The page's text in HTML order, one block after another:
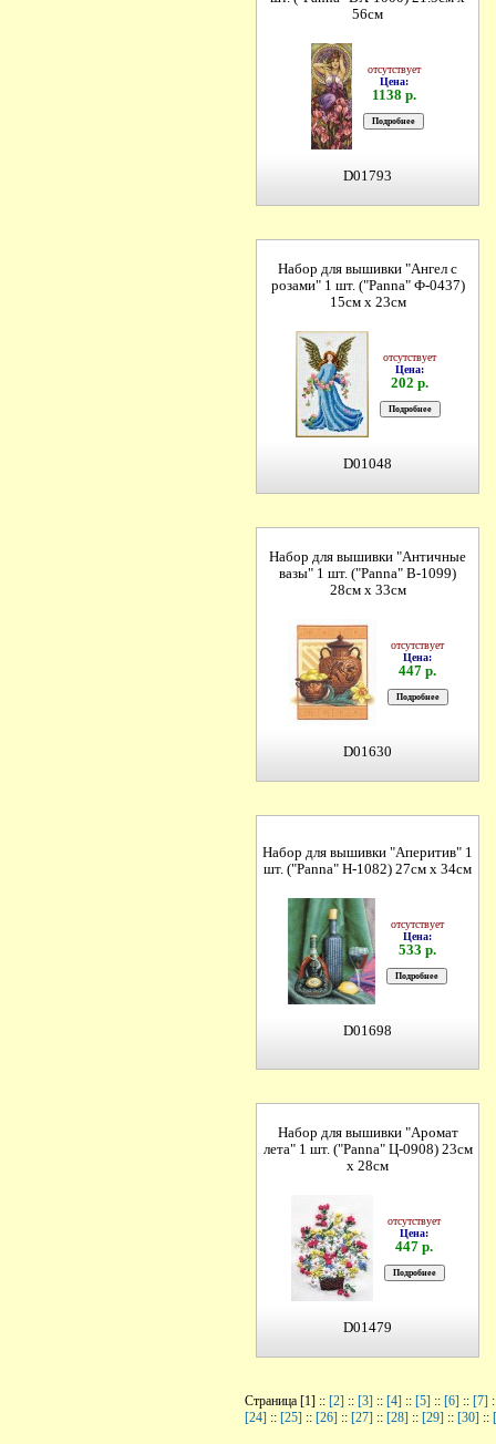
56см
отсутствует
Цена:
1138 р.
D01793
Набор для вышивки "Ангел с
розами" 1 шт. ("Panna" Ф-0437)
15см х 23см
отсутствует
Цена:
202 р.
D01048
Набор для вышивки "Античные
вазы" 1 шт. ("Panna" В-1099)
28см х 33см
отсутствует
Цена:
447 р.
D01630
Набор для вышивки "Аперитив" 1
шт. ("Panna" Н-1082) 27см х 34см
отсутствует
Цена:
533 р.
D01698
Набор для вышивки "Аромат
лета" 1 шт. ("Panna" Ц-0908) 23см
х 28см
отсутствует
Цена:
447 р.
D01479
Страница [1] :: [2] :: [3] :: [4] :: [5] :: [6] :: [7]
[24] :: [25] :: [26] :: [27] :: [28] :: [29] :: [30] ::